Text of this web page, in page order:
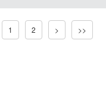
1 2 > >>